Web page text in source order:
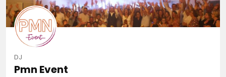
DJ
Pmn Event